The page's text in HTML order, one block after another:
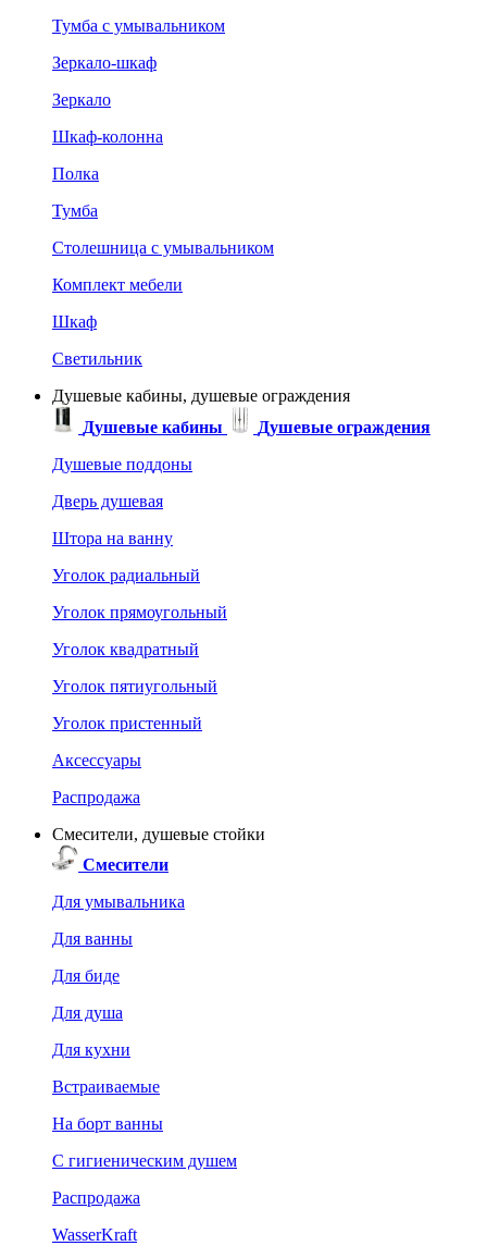
Тумба с умывальником
Зеркало-шкаф
Зеркало
Шкаф-колонна
Полка
Тумба
Столешница с умывальником
Комплект мебели
Шкаф
Светильник
Душевые кабины, душевые ограждения
Душевые кабины
Душевые ограждения
Душевые поддоны
Дверь душевая
Штора на ванну
Уголок радиальный
Уголок прямоугольный
Уголок квадратный
Уголок пятиугольный
Уголок пристенный
Аксессуары
Распродажа
Смесители, душевые стойки
Смесители
Для умывальника
Для ванны
Для биде
Для душа
Для кухни
Встраиваемые
На борт ванны
C гигиеническим душем
Распродажа
WasserKraft